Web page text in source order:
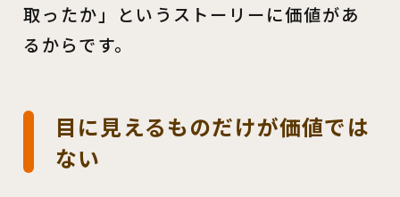
取ったか」というストーリーに価値があ
るからです。
目に見えるものだけが価値では
ない